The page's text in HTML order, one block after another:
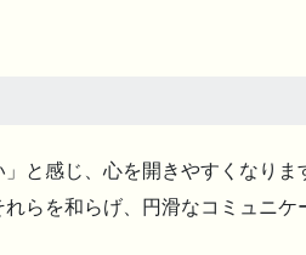
と感じ、心を開きやすくなりま
らを和らげ、円滑なコミュニケ